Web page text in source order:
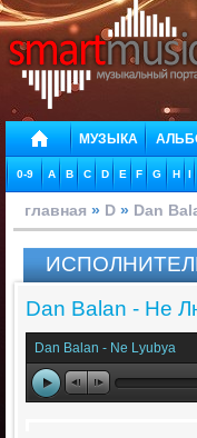
МУЗЫКА
0-9 A B C D E F G H I
главная » D » Dan
Dan Balan - Не
Dan Balan - Ne Lyubya